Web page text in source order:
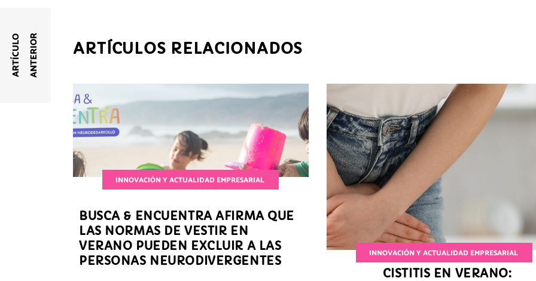
A
R
T
Í
C
U
L
O
A
N
T
E
R
I
O R ARTÍCULOS RELACIONADOS
INNOVACIÓN Y ACTUALIDAD EMPRESARIAL
BUSCA & ENCUENTRA AFIRMA QUE
LAS NORMAS DE VESTIR EN
VERANO PUEDEN EXCLUIR A LAS
PERSONAS NEURODIVERGENTES
INNOVACIÓN Y ACTUALIDAD EMPRESARIAL
CISTITIS EN VERANO: